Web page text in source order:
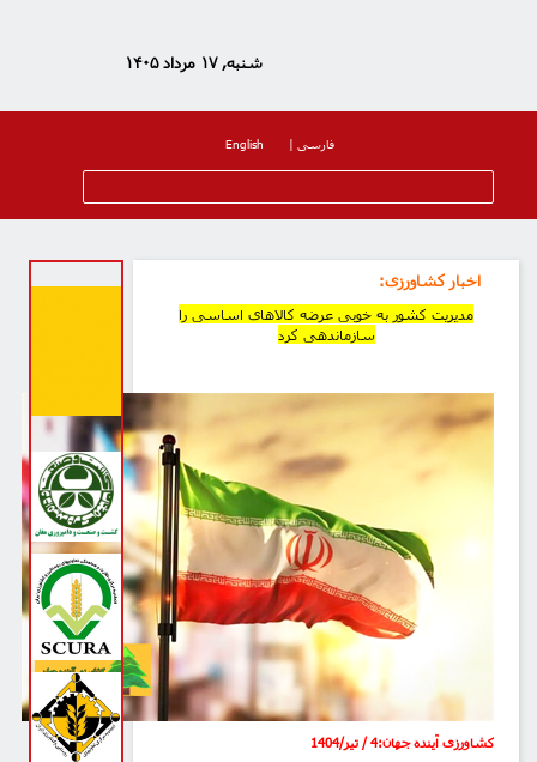
شنبه, ۱۷ مرداد ۱۴۰۵
فارسی |
English
اخبار کشاورزی:
مدیریت کشور به خوبی عرضه کالاهای اساسی را
سازماندهی کرد
کشاورزی آینده جهان:
4/ تیر/1404